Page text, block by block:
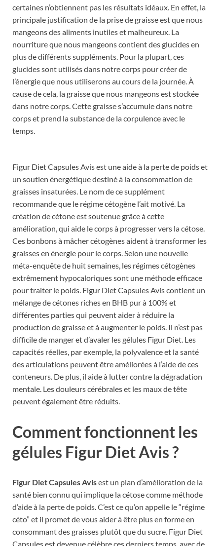
certaines n’obtiennent pas les résultats idéaux. En effet, la
principale justification de la prise de graisse est que nous
mangeons des aliments inutiles et malheureux. La
nourriture que nous mangeons contient des glucides en
plus de différents suppléments. Pour la plupart, ces
glucides sont utilisés dans notre corps pour créer de
l’énergie que nous utiliserons au cours de la journée. À
cause de cela, la graisse que nous mangeons est stockée
dans notre corps. Cette graisse s’accumule dans notre
corps et prend la substance de la corpulence avec le
temps.
Figur Diet Capsules Avis est une aide à la perte de poids et
un soutien énergétique destiné à la consommation de
graisses insaturées. Le nom de ce supplément
recommande que le régime cétogène l’ait motivé. La
création de cétone est soutenue grâce à cette
amélioration, qui aide le corps à progresser vers la cétose.
Ces bonbons à mâcher cétogènes aident à transformer les
graisses en énergie pour le corps. Selon une nouvelle
méta-enquête de huit semaines, les régimes cétogènes
extrêmement hypocaloriques sont une méthode efficace
pour traiter le poids. Figur Diet Capsules Avis contient un
mélange de cétones riches en BHB pur à 100% et
différentes parties qui peuvent aider à réduire la
production de graisse et à augmenter le poids. Il n’est pas
difficile de manger et d’avaler les gélules Figur Diet. Les
capacités réelles, par exemple, la polyvalence et la santé
des articulations peuvent être améliorées à l’aide de ces
conteneurs. De plus, il aide à lutter contre la dégradation
mentale. Les douleurs cérébrales et les maux de tête
peuvent également être réduits.
Comment fonctionnent les
gélules Figur Diet Avis ?
Figur Diet Capsules Avisest un plan d’amélioration de la
santé bien connu qui implique la cétose comme méthode
d’aide à la perte de poids. C’est ce qu’on appelle le “régime
céto” et il promet de vous aider à être plus en forme en
consommant des graisses plutôt que du sucre. Figur Diet
Capsules est devenue célèbre ces derniers temps, avec de